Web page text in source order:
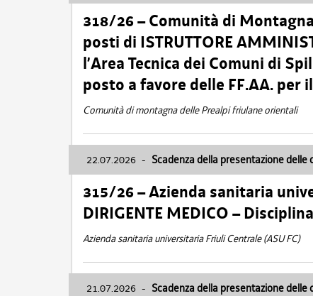
318/26 – Comunità di
posti di ISTRUTTORE
l’Area Tecnica dei Comuni di
posto a favore delle FF.AA. per
Comunità di montagna delle Prealpi friulane orientali
22.07.2026 - Scadenza della presentazione delle
315/26 – Azienda sanitaria
DIRIGENTE MEDICO –
Azienda sanitaria universitaria Friuli Centrale (ASU FC)
21.07.2026 - Scadenza della presentazione delle